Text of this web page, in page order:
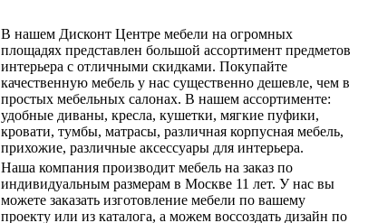
В нашем Дисконт Центре мебели на огромных
площадях представлен большой ассортимент предметов
интерьера с отличными скидками. Покупайте
качественную мебель у нас существенно дешевле, чем в
простых мебельных салонах. В нашем ассортименте:
удобные диваны, кресла, кушетки, мягкие пуфики,
кровати, тумбы, матрасы, различная корпусная мебель,
прихожие, различные аксессуары для интерьера.
Наша компания производит мебель на заказ по
индивидуальным размерам в Москве 11 лет. У нас вы
можете заказать изготовление мебели по вашему
проекту или из каталога, а можем воссоздать дизайн по